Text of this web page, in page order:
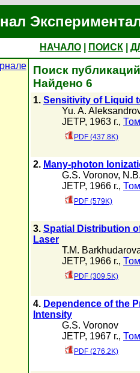
НАЧАЛО ПОИСК
Поиск
Найдено 6
1. Sensitivity of Liquid
Yu. A.
JETP, 1963 г.,
PDF (437.8K)
2. Many-photon
G.S. Voronov,
JETP, 1966 г.,
PDF (579K)
3. Spatial Distribution
Laser
T.M.
JETP, 1966 г.,
PDF (309.5K)
4. Dependence of the
Intensity
G.S. Voronov
JETP, 1967 г.,
PDF (276.2K)